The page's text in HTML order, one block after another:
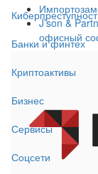
Банки и финтех
Криптоактивы
Бизнес
Сервисы
Соцсети
J’son &
офисный